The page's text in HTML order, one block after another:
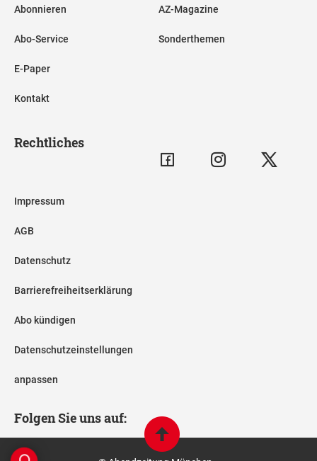
Abonnieren
Abo-Service
E-Paper
Kontakt
AZ-Magazine
Sonderthemen
Rechtliches
Impressum
AGB
Datenschutz
Barrierefreiheitserklärung
Abo kündigen
Datenschutzeinstellungen
anpassen
Folgen Sie uns auf: